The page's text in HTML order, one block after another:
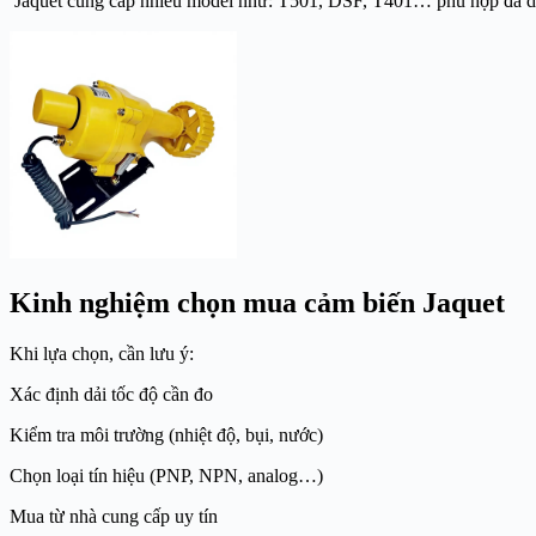
Kinh nghiệm chọn mua cảm biến Jaquet
Khi lựa chọn, cần lưu ý:
Xác định dải tốc độ cần đo
Kiểm tra môi trường (nhiệt độ, bụi, nước)
Chọn loại tín hiệu (PNP, NPN, analog…)
Mua từ nhà cung cấp uy tín